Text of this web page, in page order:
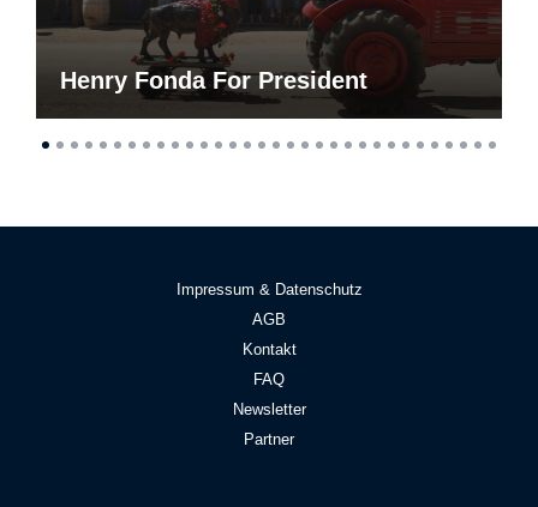
Henry Fonda For President
Impressum & Datenschutz
AGB
Kontakt
FAQ
Newsletter
Partner